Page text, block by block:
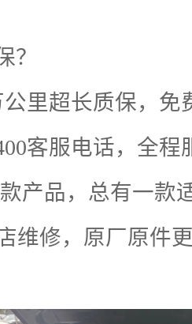
？
公里超长质保，免
客服电话，全程
产品，总有一款
维修，原厂原件